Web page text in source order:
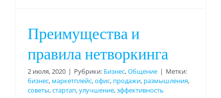
Преимущества и
правила нетворкинга
2 июля, 2020 | Рубрики: Бизнес,Общение | Метки:
бизнес, маркетплейс,офис, продажи, размышления,
советы,стартап,улучшение,эффективность